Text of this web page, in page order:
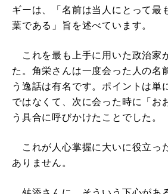
ギーは、「名前は当人にとって最
葉である」旨を述べています。
これを最も上手に用いた政治家
た。角栄さんは一度会った人の名
う逸話は有名です。ポイントは単
ではなくて、次に会った時に「お
う具合に呼びかけたことでした。
これが人心掌握に大いに役立っ
ありません。